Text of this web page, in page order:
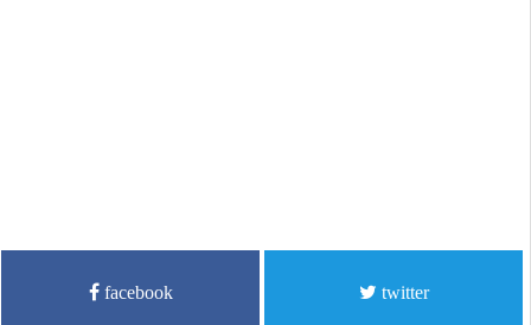
facebook twitter